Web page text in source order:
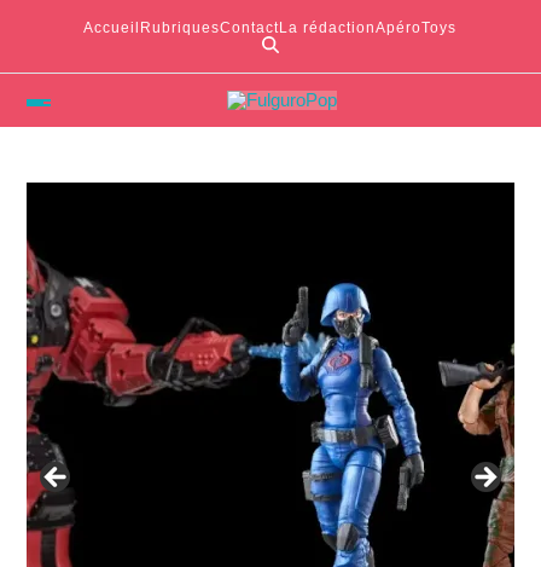
Accueil RubriquesContactLa rédactionApéroToys